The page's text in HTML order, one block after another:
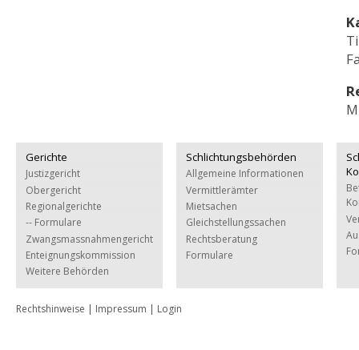
Gerichte
Justizgericht
Obergericht
Regionalgerichte
-- Formulare
Zwangsmassnahmengericht
Enteignungskommission
Weitere Behörden
Schlichtungsbehörden
Allgemeine Informationen
Vermittlerämter
Mietsachen
Gleichstellungssachen
Rechtsberatung
Formulare
Rechtshinweise | Impressum | Login